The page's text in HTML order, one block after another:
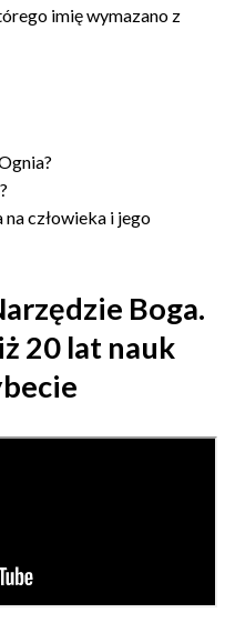
imię wymazano z
człowieka i jego
Boga.
20 lat nauk